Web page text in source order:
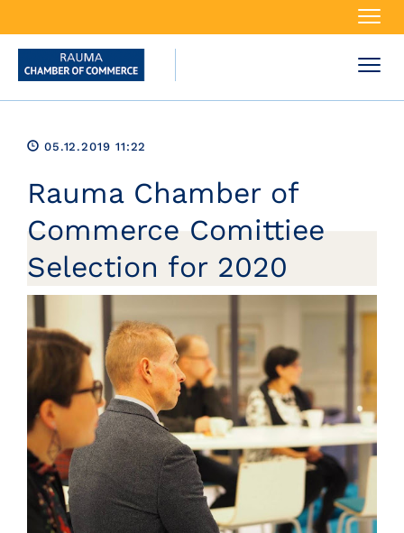
05.12.2019 11:22
Rauma Chamber of
Commerce Comittiee
Selection for 2020